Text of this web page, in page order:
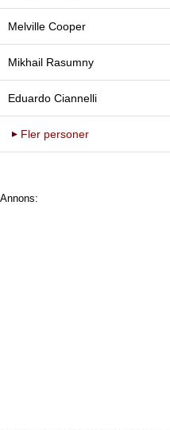
Melville Cooper
Mikhail Rasumny
Eduardo Ciannelli
Fler personer
Annons: